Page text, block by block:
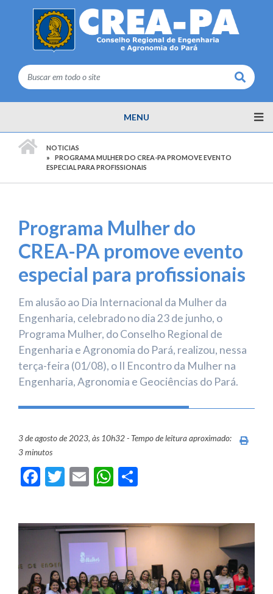
Buscar
MENU
NOTICIAS
PROGRAMA MULHER DO CREA-PA PROMOVE EVENTO
ESPECIAL PARA PROFISSIONAIS
Programa Mulher do
CREA-PA promove evento
especial para profissionais
Em alusão ao Dia Internacional da Mulher da
Engenharia, celebrado no dia 23 de junho, o
Programa Mulher, do Conselho Regional de
Engenharia e Agronomia do Pará, realizou, nessa
terça-feira (01/08), o II Encontro da Mulher na
Engenharia, Agronomia e Geociências do Pará.
3 de agosto de 2023, às 10h32 - Tempo de leitura aproximado:
3 minutos
Facebook
Twitter
EmailWhatsApp